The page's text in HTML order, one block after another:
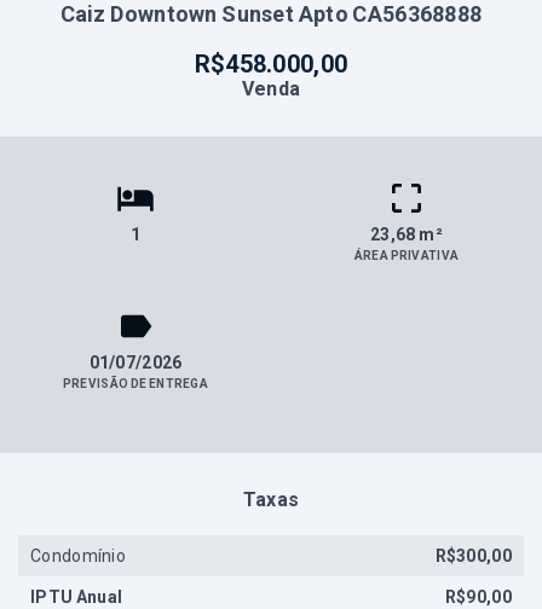
Caiz Downtown Sunset Apto CA56368888
R$458.000,00
Venda
1 23,68 m²
ÁREA PRIVATIVA
01/07/2026
PREVISÃO DE ENTREGA
Taxas
Condomínio R$300,00
IPTU Anual R$90,00